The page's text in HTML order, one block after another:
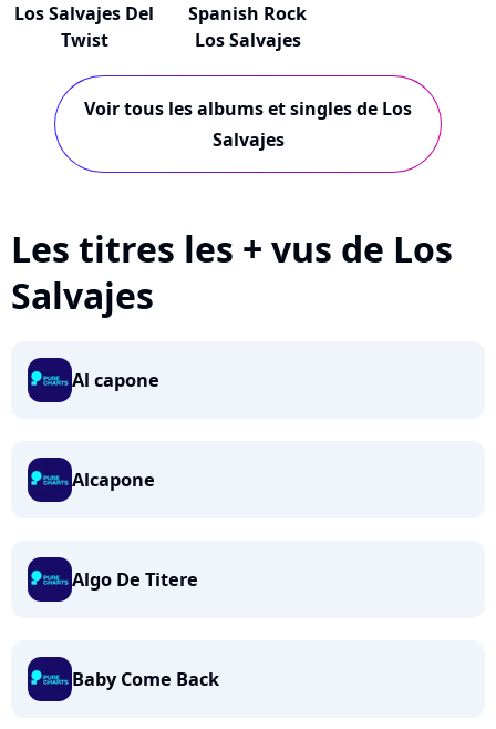
Los Salvajes Del
Twist
Spanish Rock
Los Salvajes
Voir tous les albums et singles de Los
Salvajes
Les titres les + vus de Los
Salvajes
Al capone
Alcapone
Algo De Titere
Baby Come Back